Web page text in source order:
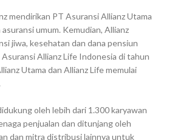
mendirikan PT Asuransi Allianz Utama
umum. Kemudian, Allianz
jiwa, kesehatan dan dana pensiun
Allianz Life Indonesia di tahun
Utama dan Allianz Life memulai
oleh lebih dari 1.300 karyawan
penjualan dan ditunjang oleh
dan mitra distribusi lainnya untuk